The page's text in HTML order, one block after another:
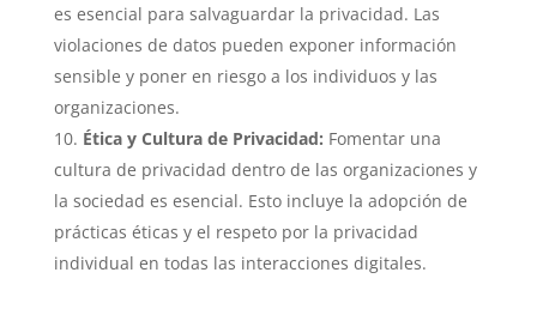
es esencial para salvaguardar la privacidad. Las
violaciones de datos pueden exponer información
sensible y poner en riesgo a los individuos y las
organizaciones.
Ética y Cultura de Privacidad: Fomentar una
cultura de privacidad dentro de las organizaciones y
la sociedad es esencial. Esto incluye la adopción de
prácticas éticas y el respeto por la privacidad
individual en todas las interacciones digitales.